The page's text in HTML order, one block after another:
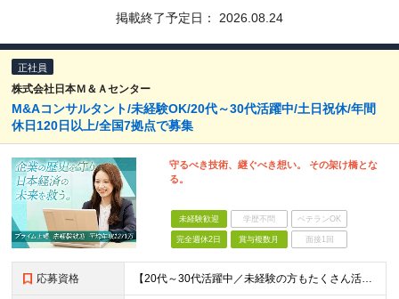
掲載終了予定日： 2026.08.24
正社員
株式会社日本Ｍ＆Ａセンター
M&Aコンサルタント/未経験OK/20代～30代活躍中/土日祝休/年間
休日120日以上/全国7拠点で募集
守るべき技術、継ぐべき想い。 その架け橋とな
る。
未経験歓迎 学歴不問 ベテランOK
完全週休2日 賞与複数月 面接1回
応募資格 【20代～30代活躍中／未経験の方もたくさん活躍中！】 ■大卒以上 ■2年以上の営業経験（法人個人不問） 機械商社などの専門商社、メーカー、保険などの金融機関出身者が多数活躍中！